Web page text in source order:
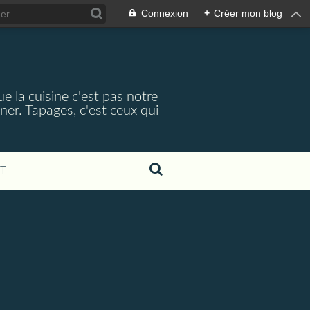
Connexion + Créer mon blog
la cuisine c'est pas notre
Tapages, c'est ceux qui